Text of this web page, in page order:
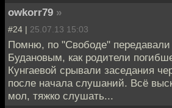
owkorr79 »
#24 | 25.07.13 15:03
Помню, по "Свободе" передавали
Будановым, как родители
Кунгаевой срывали заседания
после начала слушаний. Всё
мол, тяжко слушать...